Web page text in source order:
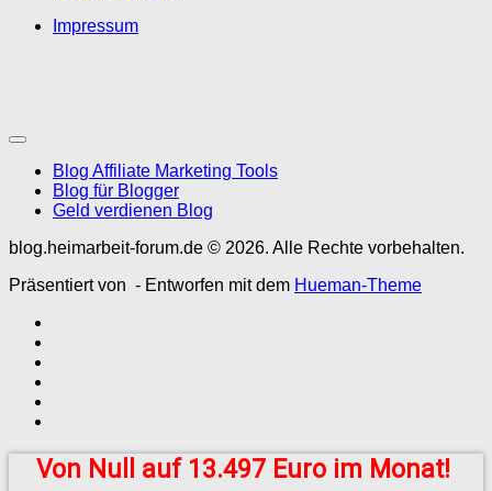
Impressum
Blog Affiliate Marketing Tools
Blog für Blogger
Geld verdienen Blog
blog.heimarbeit-forum.de © 2026. Alle Rechte vorbehalten.
Präsentiert von - Entworfen mit dem Hueman-Theme
Von Null auf 13.497 Euro im Monat!